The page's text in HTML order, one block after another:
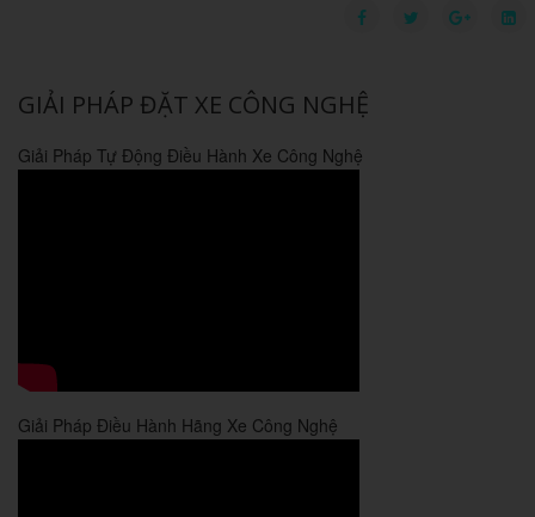
GIẢI PHÁP ĐẶT XE CÔNG NGHỆ
Giải Pháp Tự Động Điều Hành Xe Công Nghệ
Giải Pháp Điều Hành Hãng Xe Công Nghệ